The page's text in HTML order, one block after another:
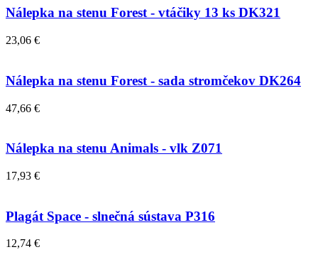
Nálepka na stenu Forest - vtáčiky 13 ks DK321
23,06 €
Nálepka na stenu Forest - sada stromčekov DK264
47,66 €
Nálepka na stenu Animals - vlk Z071
17,93 €
Plagát Space - slnečná sústava P316
12,74 €